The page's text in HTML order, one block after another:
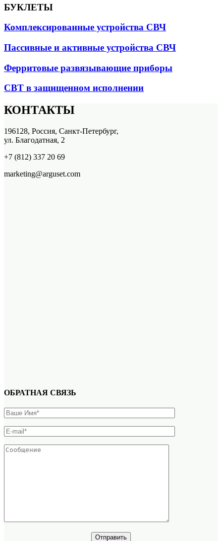
БУКЛЕТЫ
Комплексированные устройства СВЧ
Пассивные и активные устройства СВЧ
Ферритовые развязывающие приборы
СВТ в защищенном исполнении
КОНТАКТЫ
196128, Россия, Санкт-Петербург,
ул. Благодатная, 2
+7 (812) 337 20 69
marketing@arguset.com
ОБРАТНАЯ СВЯЗЬ